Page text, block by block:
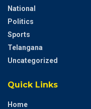
National
Politics
Sports
Telangana
Uncategorized
Quick Links
Home